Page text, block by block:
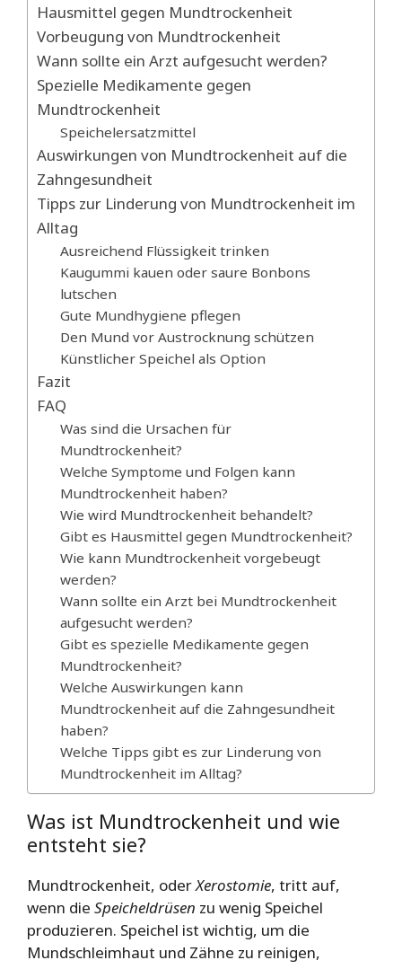
Hausmittel gegen Mundtrockenheit
Vorbeugung von Mundtrockenheit
Wann sollte ein Arzt aufgesucht werden?
Spezielle Medikamente gegen
Mundtrockenheit
Speichelersatzmittel
Auswirkungen von Mundtrockenheit auf die
Zahngesundheit
Tipps zur Linderung von Mundtrockenheit im
Alltag
Ausreichend Flüssigkeit trinken
Kaugummi kauen oder saure Bonbons
lutschen
Gute Mundhygiene pflegen
Den Mund vor Austrocknung schützen
Künstlicher Speichel als Option
Fazit
FAQ
Was sind die Ursachen für
Mundtrockenheit?
Welche Symptome und Folgen kann
Mundtrockenheit haben?
Wie wird Mundtrockenheit behandelt?
Gibt es Hausmittel gegen Mundtrockenheit?
Wie kann Mundtrockenheit vorgebeugt
werden?
Wann sollte ein Arzt bei Mundtrockenheit
aufgesucht werden?
Gibt es spezielle Medikamente gegen
Mundtrockenheit?
Welche Auswirkungen kann
Mundtrockenheit auf die Zahngesundheit
haben?
Welche Tipps gibt es zur Linderung von
Mundtrockenheit im Alltag?
Was ist Mundtrockenheit und wie
entsteht sie?
Mundtrockenheit, oderXerostomie, tritt auf,
wenn die Speicheldrüsen zu wenig Speichel
produzieren. Speichel ist wichtig, um die
Mundschleimhaut und Zähne zu reinigen,